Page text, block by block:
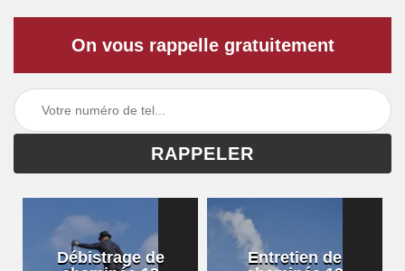
On vous rappelle gratuitement
Débistrage de
Entretien de